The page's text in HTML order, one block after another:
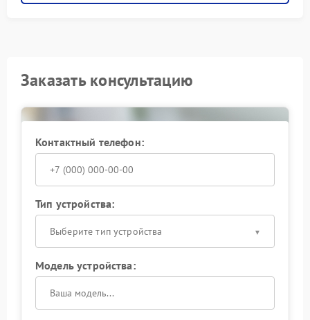
Заказать консультацию
Контактный телефон:
Тип устройства:
Выберите тип устройства
Модель устройства: